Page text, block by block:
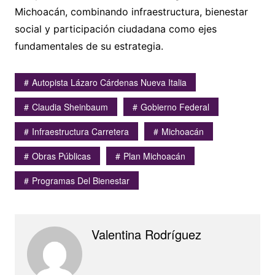
Michoacán, combinando infraestructura, bienestar
social y participación ciudadana como ejes
fundamentales de su estrategia.
Autopista Lázaro Cárdenas Nueva Italia
Claudia Sheinbaum
Gobierno Federal
Infraestructura Carretera
Michoacán
Obras Públicas
Plan Michoacán
Programas Del Bienestar
Valentina Rodríguez